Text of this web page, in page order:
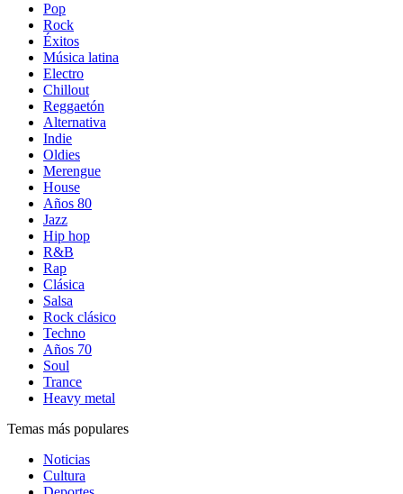
Pop
Rock
Éxitos
Música latina
Electro
Chillout
Reggaetón
Alternativa
Indie
Oldies
Merengue
House
Años 80
Jazz
Hip hop
R&B
Rap
Clásica
Salsa
Rock clásico
Techno
Años 70
Soul
Trance
Heavy metal
Temas más populares
Noticias
Cultura